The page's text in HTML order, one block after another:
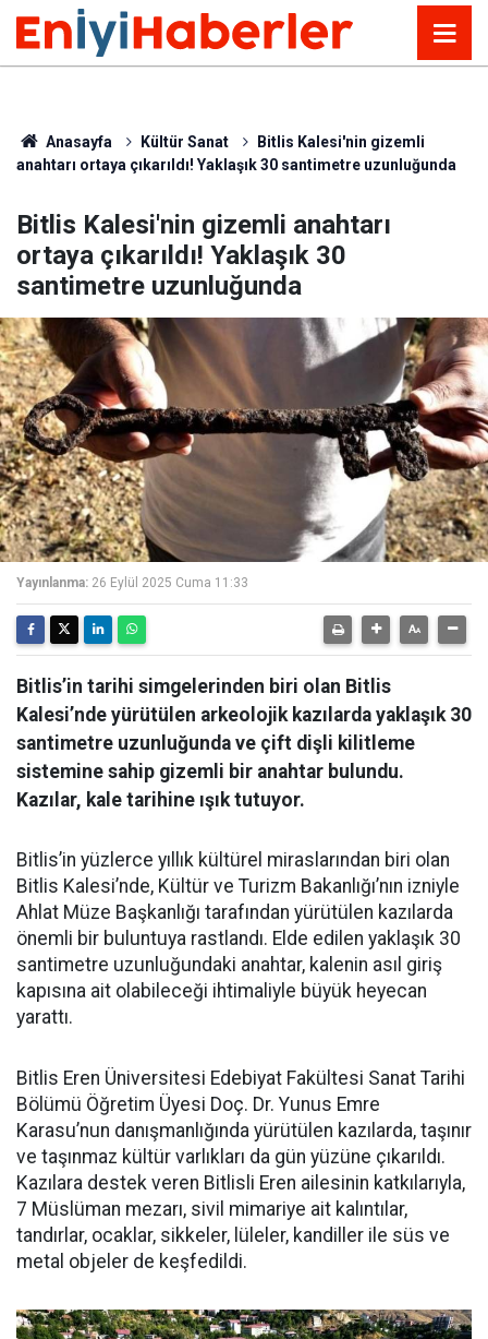
Anasayfa Kültür Sanat
Bitlis Kalesi'nin gizemli
anahtarı ortaya çıkarıldı! Yaklaşık 30 santimetre uzunluğunda
Bitlis Kalesi'nin gizemli anahtarı
ortaya çıkarıldı! Yaklaşık 30
santimetre uzunluğunda
Yayınlanma: 26 Eylül 2025 Cuma 11:33
Bitlis’in tarihi simgelerinden biri olan Bitlis
Kalesi’nde yürütülen arkeolojik kazılarda yaklaşık 30
santimetre uzunluğunda ve çift dişli kilitleme
sistemine sahip gizemli bir anahtar bulundu.
Kazılar, kale tarihine ışık tutuyor.
Bitlis’in yüzlerce yıllık kültürel miraslarından biri olan
Bitlis Kalesi’nde, Kültür ve Turizm Bakanlığı’nın izniyle
Ahlat Müze Başkanlığı tarafından yürütülen kazılarda
önemli bir buluntuya rastlandı. Elde edilen yaklaşık 30
santimetre uzunluğundaki anahtar, kalenin asıl giriş
kapısına ait olabileceği ihtimaliyle büyük heyecan
yarattı.
Bitlis Eren Üniversitesi Edebiyat Fakültesi Sanat Tarihi
Bölümü Öğretim Üyesi Doç. Dr. Yunus Emre
Karasu’nun danışmanlığında yürütülen kazılarda, taşınır
ve taşınmaz kültür varlıkları da gün yüzüne çıkarıldı.
Kazılara destek veren Bitlisli Eren ailesinin katkılarıyla,
7 Müslüman mezarı, sivil mimariye ait kalıntılar,
tandırlar, ocaklar, sikkeler, lüleler, kandiller ile süs ve
metal objeler de keşfedildi.